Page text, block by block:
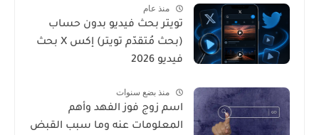
منذ عام
تويتر بحث فيديو بدون حساب
(بحث مُتقدّم تويتر) إكس X بحث
فيديو 2026
منذ بضع سنوات
اسم زوج فوز الفهد وأهم
المعلومات عنه وما سبب القبض